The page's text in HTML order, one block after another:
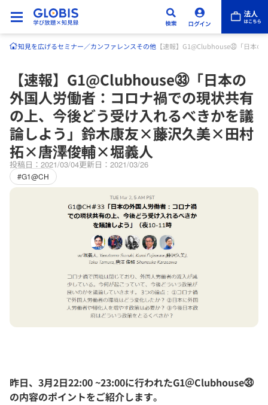
知見を広げるセミナー／カンファレンスその他 【速報】G1@Clubhouse㉝「日本
【速報】G1@Clubhouse㉝「日本の
外国人労働者：コロナ禍での現状共有
の上、今後どう受け入れるべきかを議
論しよう」鈴木康友×藤沢久美×田村
拓×唐澤俊輔×堀義人
投稿日：2021/03/04更新日：2021/03/26
#G1@CH
昨日、3月2日22:00 ~23:00に行われたG1＠Clubhouse㉝
の内容のポイントをご紹介します。